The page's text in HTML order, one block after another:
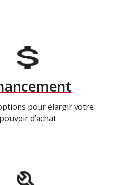
pour élargir votre
pouvoir d’achat